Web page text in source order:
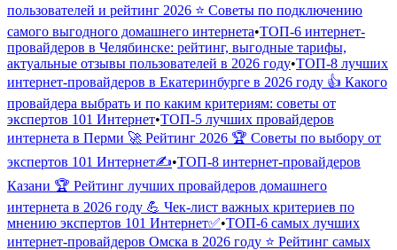
пользователей и рейтинг 2026 ⭐ Советы по подключению
самого выгодного домашнего интернета•ТОП-6 интернет-
провайдеров в Челябинске: рейтинг, выгодные тарифы,
актуальные отзывы пользователей в 2026 году•ТОП-8 лучших
интернет-провайдеров в Екатеринбурге в 2026 году 👍 Какого
провайдера выбрать и по каким критериям: советы от
экспертов 101 Интернет•ТОП-5 лучших провайдеров
интернета в Перми 🚀 Рейтинг 2026 🏆 Советы по выбору от
экспертов 101 Интернет✍•ТОП-8 интернет-провайдеров
Казани 🏆 Рейтинг лучших провайдеров домашнего
интернета в 2026 году 💪 Чек-лист важных критериев по
мнению экспертов 101 Интернет✅•ТОП-6 самых лучших
интернет-провайдеров Омска в 2026 году ⭐️ Рейтинг самых